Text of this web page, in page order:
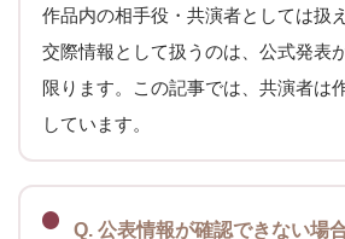
作品内の相手役・共演者としては扱
交際情報として扱うのは、公式発表
限ります。この記事では、共演者は
しています。
Q. 公表情報が確認できない場